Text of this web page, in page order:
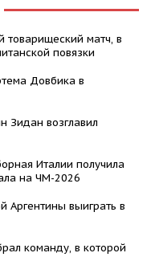
товарищеский матч, в
повязки
Довбика в
Зидан возглавил
Италии получила
на ЧМ-2026
Аргентины выиграть в
команду, в которой